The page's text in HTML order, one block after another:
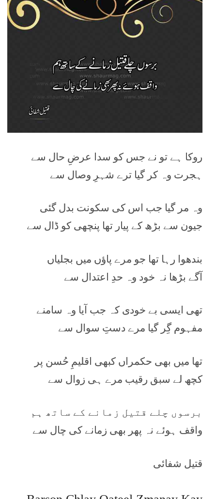
روکا ہے تو نے جس کو سدا عرضِ حال سے
ہجرت وہ کر گیا ترے شہرِ وصال سے
وہ مر گیا جب اس کی سکونت بدل گئی
جیون سے بڑھ کے پیار تھا پنچھی کو ڈال سے
بندھوا رہا تھا جو مرے پاؤں میں بجلیاں
آگے بڑھا نہ خود وہ حدِ اعتدال سے
تھی ایسی بے خودی کہ جب آیا وہ سامنے
مفہوم گِر گیا مرے دستِ سوال سے
تھا میں بھی حکمراں کبھی اقلیمِ حُسن پر
کچھ لے سبق رقیب مرے ہی زوال سے
برسوں چلے قتیل زمانے کے ساتھ ہم
واقف ہوئے نہ پھر بھی زمانے کی چال سے
قتیل شفائی